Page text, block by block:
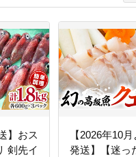
】おス
剣先イ
【2026年10
発送】【迷っ